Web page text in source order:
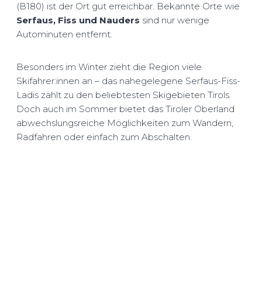
(B180) ist der Ort gut erreichbar. Bekannte Orte wie
Serfaus, Fiss und Nauders sind nur wenige
Autominuten entfernt.
Besonders im Winter zieht die Region viele
Skifahrer:innen an – das nahegelegene Serfaus-Fiss-
Ladis zählt zu den beliebtesten Skigebieten Tirols.
Doch auch im Sommer bietet das Tiroler Oberland
abwechslungsreiche Möglichkeiten zum Wandern,
Radfahren oder einfach zum Abschalten.